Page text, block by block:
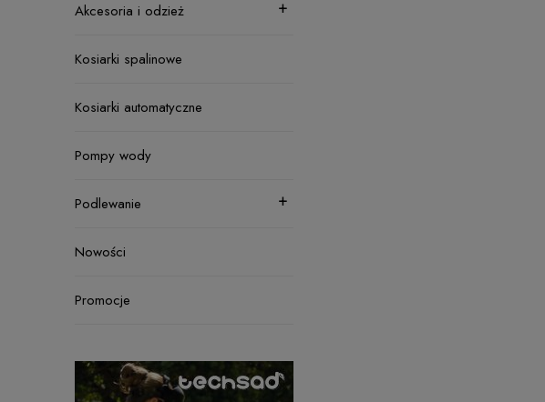
Akcesoria i odzież
Kosiarki spalinowe
Kosiarki automatyczne
Pompy wody
Podlewanie
Nowości
Promocje